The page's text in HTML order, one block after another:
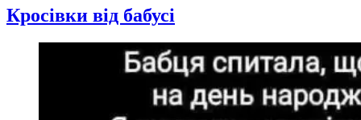
Кросівки від бабусі